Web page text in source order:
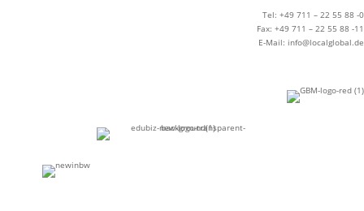
Tel: +49 711 – 22 55 88 -0
Fax: +49 711 – 22 55 88 -11
E-Mail: info@localglobal.de